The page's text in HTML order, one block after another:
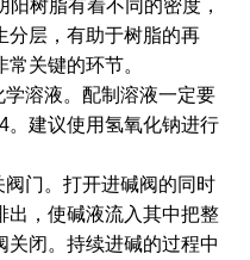
树脂有着不同的密度，
分层，有助于树脂的再
关键的环节。
溶液。配制溶液一定要
。建议使用氢氧化钠进行
门。打开进碱阀的同时
出，使碱液流入其中把整
关闭。持续进碱的过程中